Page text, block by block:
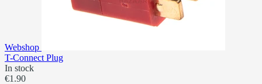
Webshop
T-Connect Plug
In stock
€1.90